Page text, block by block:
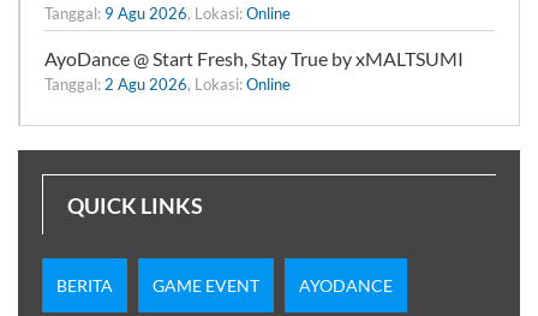
Tanggal: 9 Agu 2026, Lokasi:Online
AyoDance @ Start Fresh, Stay True by xMALTSUMI
Tanggal: 2 Agu 2026, Lokasi:Online
QUICK LINKS
BERITA GAME EVENT AYODANCE